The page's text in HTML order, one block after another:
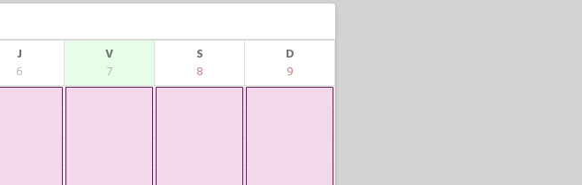
J
6
V
7
S
8
D
9